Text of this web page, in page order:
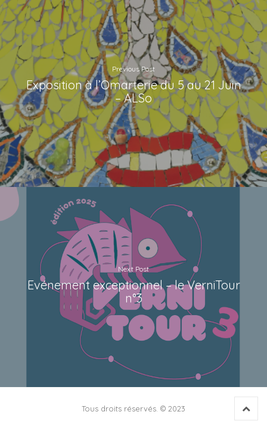
Previous Post
Exposition à l’Omarterie du 5 au 21 Juin
– ALSo
Next Post
Evénement exceptionnel – le VerniTour
n°3
Tous droits réservés. © 2023 Back